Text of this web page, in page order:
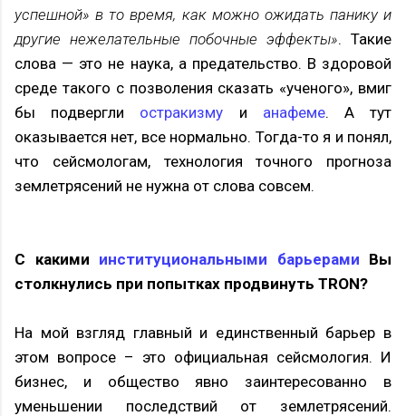
успешной» в то время, как можно ожидать панику и
другие нежелательные побочные эффекты». Такие
слова — это не наука, а предательство. В здоровой
среде такого с позволения сказать «ученого», вмиг
бы подвергли остракизму и анафеме. А тут
оказывается нет, все нормально. Тогда-то я и понял,
что сейсмологам, технология точного прогноза
землетрясений не нужна от слова совсем.
С какими институциональными барьерами Вы
столкнулись при попытках продвинуть TRON?
На мой взгляд главный и единственный барьер в
этом вопросе – это официальная сейсмология. И
бизнес, и общество явно заинтересованно в
уменьшении последствий от землетрясений.